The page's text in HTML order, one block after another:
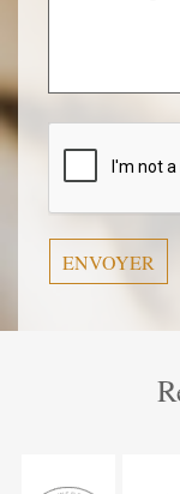
champ
vide.